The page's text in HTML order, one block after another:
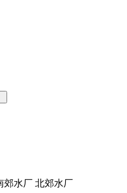
郊水厂 北郊水厂